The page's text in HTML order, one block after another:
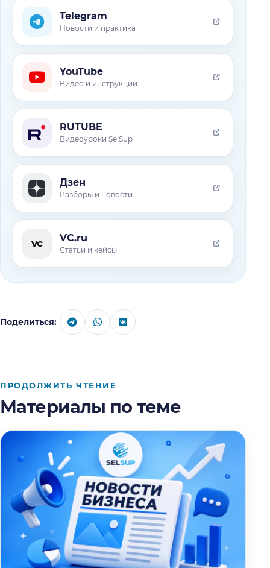
Telegram
Новости и практика
YouTube
Видео и инструкции
RUTUBE
Видеоуроки SelSup
Дзен
Разборы и новости
vc VC.ru
Статьи и кейсы
Поделиться:
ПРОДОЛЖИТЬ ЧТЕНИЕ
Материалы по теме